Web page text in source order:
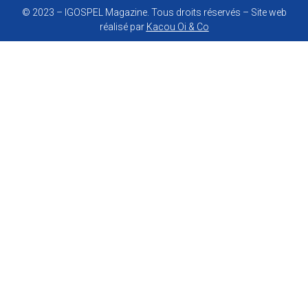
© 2023 – IGOSPEL Magazine. Tous droits réservés – Site web
réalisé par Kacou Oi & Co